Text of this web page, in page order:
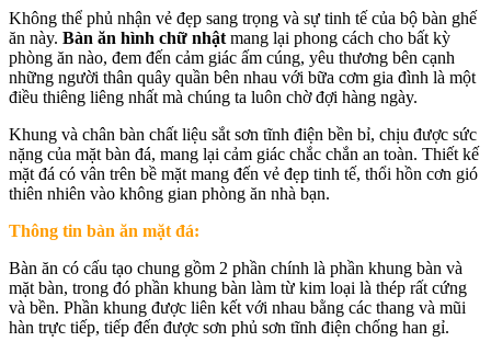
Không thể phủ nhận vẻ đẹp sang trọng và sự tinh tế của bộ bàn ghế
ăn này. Bàn ăn hình chữ nhật mang lại phong cách cho bất kỳ
phòng ăn nào, đem đến cảm giác ấm cúng, yêu thương bên cạnh
những người thân quây quần bên nhau với bữa cơm gia đình là một
điều thiêng liêng nhất mà chúng ta luôn chờ đợi hàng ngày.
Khung và chân bàn chất liệu sắt sơn tĩnh điện bền bỉ, chịu được sức
nặng của mặt bàn đá, mang lại cảm giác chắc chắn an toàn. Thiết kế
mặt đá có vân trên bề mặt mang đến vẻ đẹp tinh tế, thổi hồn cơn gió
thiên nhiên vào không gian phòng ăn nhà bạn.
Thông tin bàn ăn mặt đá:
Bàn ăn có cấu tạo chung gồm 2 phần chính là phần khung bàn và
mặt bàn, trong đó phần khung bàn làm từ kim loại là thép rất cứng
và bền. Phần khung được liên kết với nhau bằng các thang và mũi
hàn trực tiếp, tiếp đến được sơn phủ sơn tĩnh điện chống han gỉ.